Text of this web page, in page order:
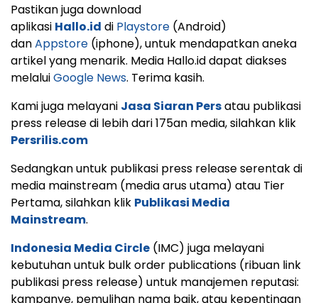
Pastikan juga download
aplikasi Hallo.id di Playstore (Android)
danAppstore (iphone), untuk mendapatkan aneka
artikel yang menarik. Media Hallo.id dapat diakses
melaluiGoogle News. Terima kasih.
Kami juga melayani Jasa Siaran Persatau publikasi
press release di lebih dari 175an media, silahkan klik
Persrilis.com
Sedangkan untuk publikasi press release serentak di
media mainstream (media arus utama) atau Tier
Pertama, silahkan klik Publikasi Media
Mainstream.
Indonesia Media Circle (IMC) juga melayani
kebutuhan untuk bulk order publications (ribuan link
publikasi press release) untuk manajemen reputasi:
kampanye, pemulihan nama baik, atau kepentingan